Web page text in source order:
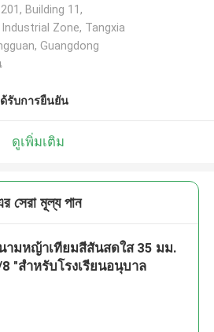
Building 11,
Zone, Tangxia
Guangdong
รับการยืนยัน
ดูเพิ่มเติม
সেরা মূল্য পান
ามหญ้าเทียมสีสันสดใส 35 มม.
"สำหรับโรงเรียนอนุบาล